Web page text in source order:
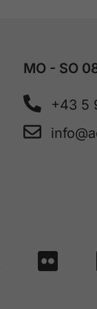
MO - SO
+43 5